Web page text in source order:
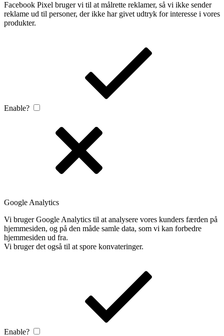
Facebook Pixel bruger vi til at målrette reklamer, så vi ikke sender
reklame ud til personer, der ikke har givet udtryk for interesse i vores
produkter.
Enable?
Google Analytics
Vi bruger Google Analytics til at analysere vores kunders færden på
hjemmesiden, og på den måde samle data, som vi kan forbedre
hjemmesiden ud fra.
Vi bruger det også til at spore konvateringer.
Enable?